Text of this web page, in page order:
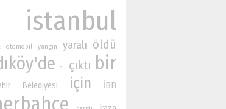
istanbul
otomobil yangin yaralı öldü
bu çıktı bir
Belediyesi için İBB